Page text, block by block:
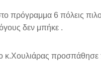
πρόγραμμα 6 πόλεις
δεν μπήκε .
κ.Χουλιάρας προσπάθησε